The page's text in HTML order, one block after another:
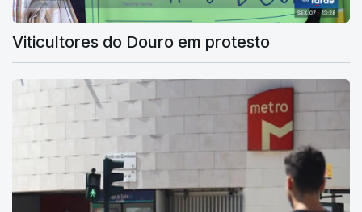
Viticultores do Douro em protesto